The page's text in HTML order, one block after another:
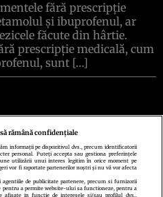
fără prescripție
și ibuprofenul, ar
făcute din hârtie.
prescripție medicală, cum
sunt […]
de cookiesTermeni şi condiţii
ContactSetări Cookies
să rămână confidențiale
informații pe dispozitivul dvs., precum identificatorii
personal. Puteți accepta sau gestiona preferințele
utilizării unui interes legitim în orice moment pe
vor fi raportate partenerilor noștri și nu vă vor afecta
de publicitate partenere, precum si furnizorii
pentru a permite website-ului sa functioneze, pentru a
afisate in functie de interesele si/sau profilul dvs.,